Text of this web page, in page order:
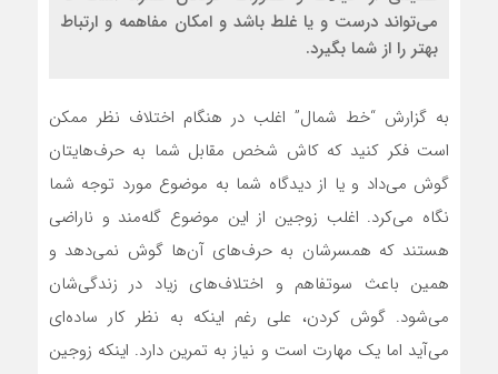
می‌تواند درست و یا غلط باشد و امکان مفاهمه و ارتباط
بهتر را از شما بگیرد.
به گزارش “خط شمال” اغلب در هنگام اختلاف نظر ممکن
است فکر کنید که کاش شخص مقابل شما به حرف‌هایتان
گوش می‌داد و یا از دیدگاه شما به موضوع مورد توجه شما
نگاه می‌کرد. اغلب زوجین از این موضوع گله‌مند و ناراضی
هستند که همسرشان به حرف‌های آن‌ها گوش نمی‌دهد و
همین باعث سوتفاهم و اختلاف‌های زیاد در زندگی‌شان
می‌شود. گوش کردن، علی رغم اینکه به نظر کار ساده‌ای
می‌آید اما یک مهارت است و نیاز به تمرین دارد. اینکه زوجین